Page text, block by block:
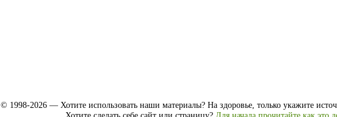
© 1998-2026 — Хотите использовать наши материалы? На здоровье, только укажите